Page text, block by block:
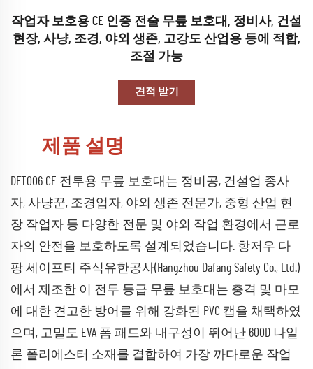
작업자 보호용 CE 인증 전술 무릎 보호대, 정비사, 건설
현장, 사냥, 조경, 야외 생존, 고강도 산업용 등에 적합,
조절 가능
견적 받기
제품 설명
DFT006 CE 전투용 무릎 보호대는 정비공, 건설업 종사
자, 사냥꾼, 조경업자, 야외 생존 전문가, 중형 산업 현
장 작업자 등 다양한 전문 및 야외 작업 환경에서 근로
자의 안전을 보호하도록 설계되었습니다. 항저우 다
팡 세이프티 주식유한공사(Hangzhou Dafang Safety Co., Ltd.)
에서 제조한 이 전투 등급 무릎 보호대는 충격 및 마모
에 대한 견고한 방어를 위해 강화된 PVC 캡을 채택하였
으며, 고밀도 EVA 폼 패드와 내구성이 뛰어난 600D 나일
론 폴리에스터 소재를 결합하여 가장 까다로운 작업